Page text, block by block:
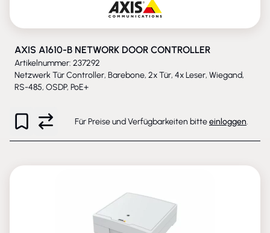
AXIS A1610-B NETWORK DOOR CONTROLLER
Artikelnummer: 237292
Netzwerk Tür Controller, Barebone, 2x Tür, 4x Leser, Wiegand,
RS-485, OSDP, PoE+
Für Preise und Verfügbarkeiten bitteeinloggen.